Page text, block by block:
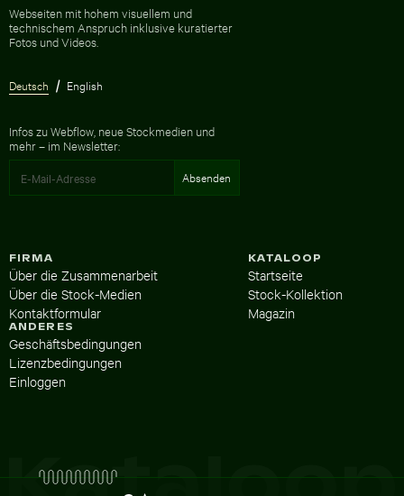
Webseiten mit hohem visuellem und
technischem Anspruch inklusive kuratierter
Fotos und Videos.
Deutsch English
Infos zu Webflow, neue Stockmedien und
mehr – im Newsletter:
KATALOOP
Startseite
Stock-Kollektion
Magazin
FIRMA
Über die Zusammenarbeit
Über die Stock-Medien
Kontaktformular
ANDERES
Geschäftsbedingungen
Lizenzbedingungen
Einloggen